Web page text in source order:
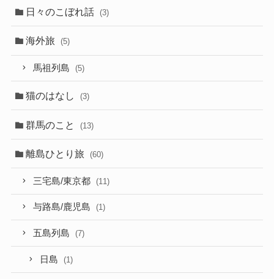
日々のこぼれ話 (3)
海外旅 (5)
馬祖列島 (5)
猫のはなし (3)
群馬のこと (13)
離島ひとり旅 (60)
三宅島/東京都 (11)
与路島/鹿児島 (1)
五島列島 (7)
日島 (1)